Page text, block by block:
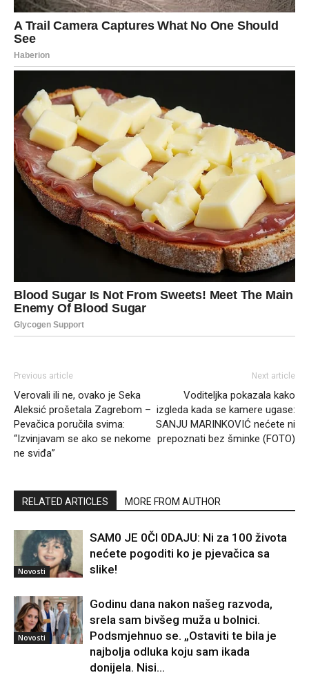
Previous article
Verovali ili ne, ovako je Seka
Aleksić prošetala Zagrebom –
Pevačica poručila svima:
“Izvinjavam se ako se nekome
ne sviđa”
Next article
Voditeljka pokazala kako
izgleda kada se kamere ugase:
SANJU MARINKOVIĆ nećete ni
prepoznati bez šminke (FOTO)
RELATED ARTICLES MORE FROM AUTHOR
Novosti
SAM0 JE 0Čl 0DAJU: Ni za 100 života
nećete pogoditi ko je pjevačica sa
slike!
Novosti
Godinu dana nakon našeg razvoda,
srela sam bivšeg muža u bolnici.
Podsmjehnuo se. „Ostaviti te bila je
najbolja odluka koju sam ikada
donijela. Nisi...